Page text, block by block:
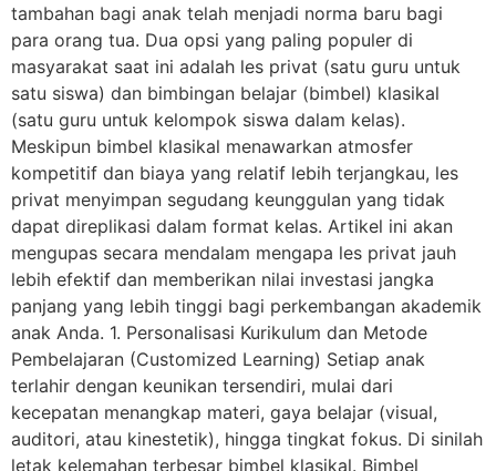
tambahan bagi anak telah menjadi norma baru bagi
para orang tua. Dua opsi yang paling populer di
masyarakat saat ini adalah les privat (satu guru untuk
satu siswa) dan bimbingan belajar (bimbel) klasikal
(satu guru untuk kelompok siswa dalam kelas).
Meskipun bimbel klasikal menawarkan atmosfer
kompetitif dan biaya yang relatif lebih terjangkau, les
privat menyimpan segudang keunggulan yang tidak
dapat direplikasi dalam format kelas. Artikel ini akan
mengupas secara mendalam mengapa les privat jauh
lebih efektif dan memberikan nilai investasi jangka
panjang yang lebih tinggi bagi perkembangan akademik
anak Anda. 1. Personalisasi Kurikulum dan Metode
Pembelajaran (Customized Learning) Setiap anak
terlahir dengan keunikan tersendiri, mulai dari
kecepatan menangkap materi, gaya belajar (visual,
auditori, atau kinestetik), hingga tingkat fokus. Di sinilah
letak kelemahan terbesar bimbel klasikal. Bimbel